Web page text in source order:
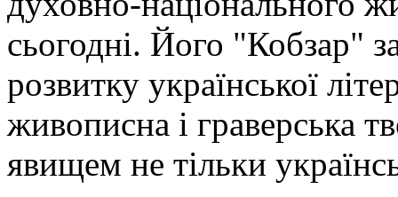
сьогодні. Його "Кобзар"
розвитку української
живописна і граверська
явищем не тільки